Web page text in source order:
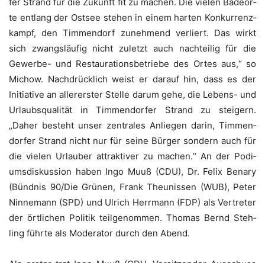
te ent­lang der Ost­see ste­hen in einem har­ten Kon­kur­renz­
kampf, den Tim­men­dorf zuneh­mend ver­liert. Das wirkt
sich zwangs­läu­fig nicht zuletzt auch nach­tei­lig für die
Gewer­be- und Restau­ra­ti­ons­be­trie­be des Ortes aus,“ so
Michow. Nach­drück­lich weist er dar­auf hin, dass es der
Initia­ti­ve an aller­ers­ter Stel­le dar­um gehe, die Lebens- und
Urlaubs­qua­li­tät in Tim­men­dor­fer Strand zu stei­gern.
„Daher besteht unser zen­tra­les Anlie­gen dar­in, Tim­men­
dor­fer Strand nicht nur für sei­ne Bür­ger son­dern auch für
die vie­len Urlau­ber attrak­ti­ver zu machen.“ An der Podi­
ums­dis­kus­si­on haben Ingo Muuß (CDU), Dr. Felix Bena­ry
(Bünd­nis 90/Die Grü­nen, Frank Theunis­sen (WUB), Peter
Nin­ne­mann (SPD) und Ulrich Herr­mann (FDP) als Ver­tre­ter
der ört­li­chen Poli­tik teil­ge­nom­men. Tho­mas Bernd Steh­
ling führ­te als Mode­ra­tor durch den Abend.